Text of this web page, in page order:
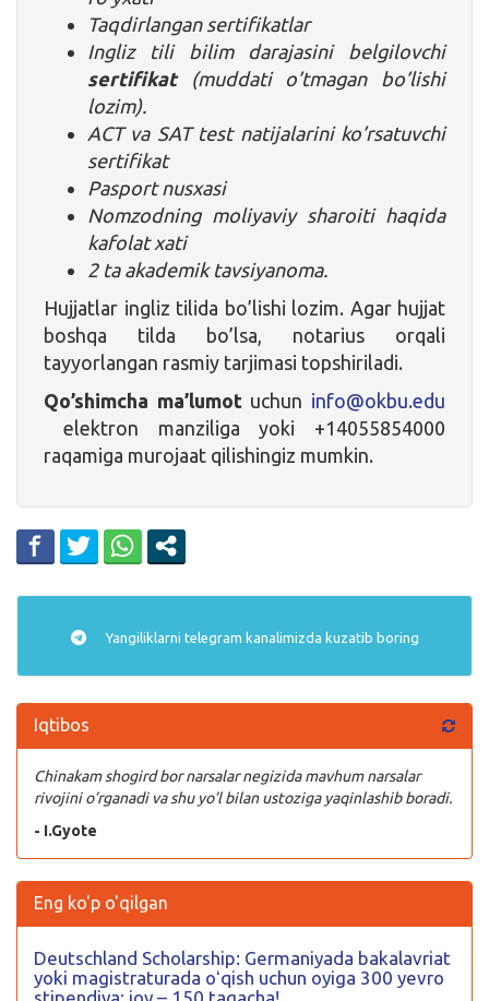
Taqdirlangan sertifikatlar
Ingliz tili bilim darajasini belgilovchi
sertifikat
(muddati o’tmagan bo’lishi
lozim).
ACT va SAT test natijalarini ko’rsatuvchi
sertifikat
Pasport nusxasi
Nomzodning moliyaviy sharoiti haqida
kafolat xati
2 ta akademik tavsiyanoma.
Hujjatlar ingliz tilida bo’lishi lozim. Agar hujjat
boshqa tilda bo’lsa, notarius orqali
tayyorlangan rasmiy tarjimasi topshiriladi.
Qo’shimcha ma’lumot uchun info@okbu.edu
elektron manziliga yoki +14055854000
raqamiga murojaat qilishingiz mumkin.
Yangiliklarni telegram kanalimizda kuzatib boring
Iqtibos
Chinakam shogird bor narsalar negizida mavhum narsalar
rivojini o’rganadi va shu yo’l bilan ustoziga yaqinlashib boradi.
- I.Gyote
Eng ko'p o'qilgan
Deutschland Scholarship: Germaniyada bakalavriat
yoki magistraturada oʻqish uchun oyiga 300 yevro